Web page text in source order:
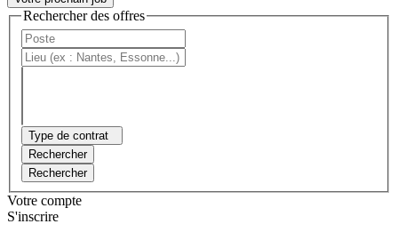
Rechercher des offres
Type de contrat
Rechercher
Rechercher
Votre compte
S'inscrire